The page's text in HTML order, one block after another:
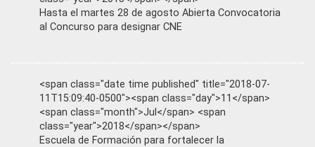
Hasta el martes 28 de agosto Abierta Convocatoria
al Concurso para designar CNE
<span class="date time published" title="2018-07-
11T15:09:40-0500"><span class="day">11</span>
<span class="month">Jul</span> <span
class="year">2018</span></span>
Escuela de Formación para fortalecer la